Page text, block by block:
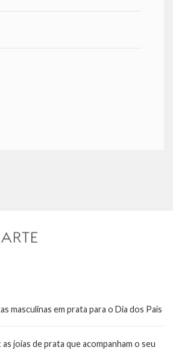
masculinas em prata para o Dia dos Pais
joias de prata que acompanham o seu